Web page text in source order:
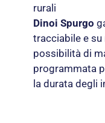
rurali
Dinoi Spurgo
tracciabile e su
possibilità di
programmata
la durata degli